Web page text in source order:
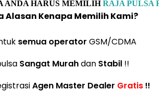
ANDA HARUS MEMILIH RAJA PULSA
Alasan Kenapa Memilih Kami?
semua operator GSM/CDMA
Sangat Murahdan Stabil !!
Agen Master Dealer Gratis !!